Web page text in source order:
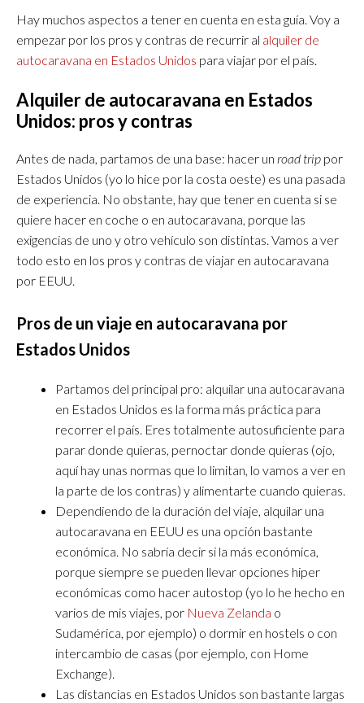
Hay muchos aspectos a tener en cuenta en esta guía. Voy a
empezar por los pros y contras de recurrir al alquiler de
autocaravana en Estados Unidos para viajar por el país.
Alquiler de autocaravana en Estados
Unidos: pros y contras
Antes de nada, partamos de una base: hacer un road trip por
Estados Unidos (yo lo hice por la costa oeste) es una pasada
de experiencia. No obstante, hay que tener en cuenta si se
quiere hacer en coche o en autocaravana, porque las
exigencias de uno y otro vehículo son distintas. Vamos a ver
todo esto en los pros y contras de viajar en autocaravana
por EEUU.
Pros de un viaje en autocaravana por
Estados Unidos
Partamos del principal pro: alquilar una autocaravana
en Estados Unidos es la forma más práctica para
recorrer el país. Eres totalmente autosuficiente para
parar donde quieras, pernoctar donde quieras (ojo,
aquí hay unas normas que lo limitan, lo vamos a ver en
la parte de los contras) y alimentarte cuando quieras.
Dependiendo de la duración del viaje, alquilar una
autocaravana en EEUU es una opción bastante
económica. No sabría decir si la más económica,
porque siempre se pueden llevar opciones hiper
económicas como hacer autostop (yo lo he hecho en
varios de mis viajes, por Nueva Zelanda o
Sudamérica, por ejemplo) o dormir en hostels o con
intercambio de casas (por ejemplo, con Home
Exchange).
Las distancias en Estados Unidos son bastante largas